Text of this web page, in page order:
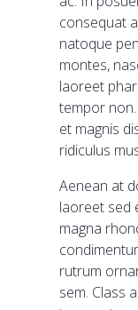
consequat
natoque
montes,
laoreet
tempor
et magnis
ridiculus
Aenean at
laoreet sed
magna
rutrum
sem. Class